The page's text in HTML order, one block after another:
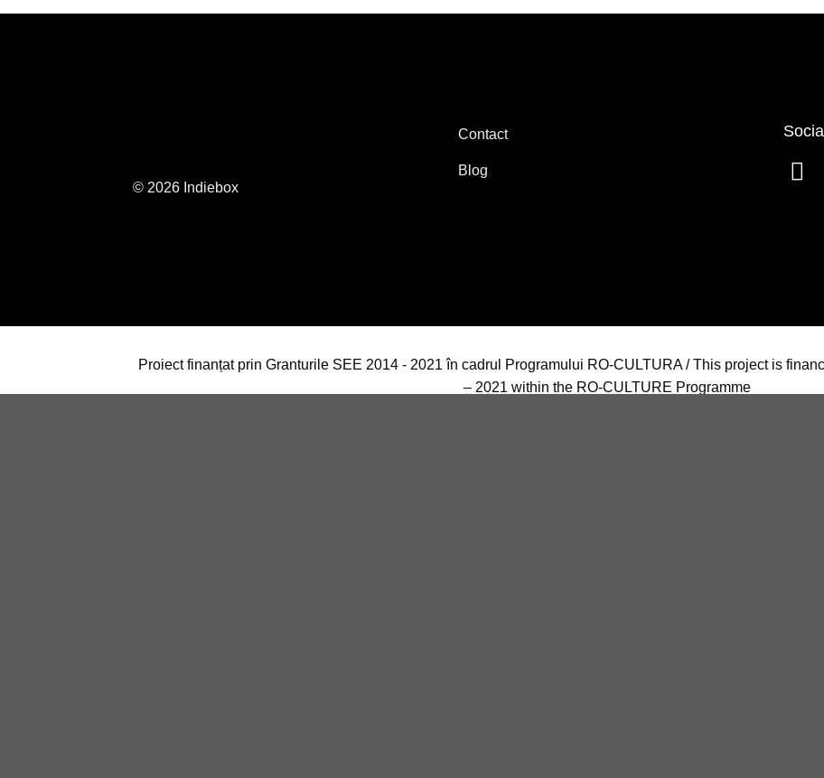
© 2026 Indiebox
Contact
Blog
Proiect finanțat prin Granturile SEE 2014 - 2021 în cadrul Programului RO-CULTURA / This project is
– 2021 within the RO-CULTURE Programme